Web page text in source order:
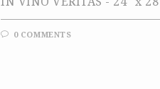
0 COMMENTS